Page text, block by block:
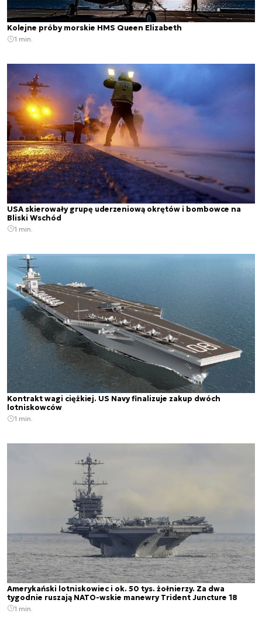
Kolejne próby morskie HMS Queen Elizabeth
1 min.
USA skierowały grupę uderzeniową okrętów i bombowce na
Bliski Wschód
1 min.
Kontrakt wagi ciężkiej. US Navy finalizuje zakup dwóch
lotniskowców
1 min.
Amerykański lotniskowiec i ok. 50 tys. żołnierzy. Za dwa
tygodnie ruszają NATO-wskie manewry Trident Juncture 18
1 min.